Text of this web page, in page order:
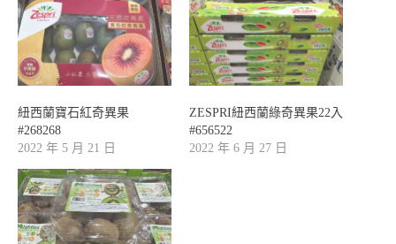
紐西蘭寶石紅奇異果
#268268
2022 年 5 月 21 日
ZESPRI紐西蘭綠奇異果22入
#656522
2022 年 6 月 27 日